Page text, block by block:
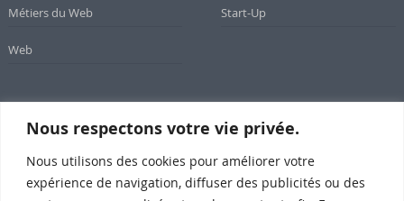
Nous respectons votre vie privée.
Nous utilisons des cookies pour améliorer votre
expérience de navigation, diffuser des publicités ou des
Métiers du Web Start-Up
Web
Newsletter
Inscrivez-vous à notre newsletter